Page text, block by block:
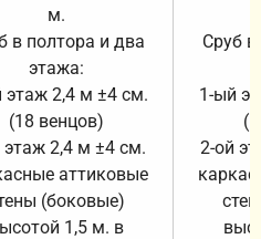
м.
в полтора и два
этажа:
этаж 2,4 м ±4 см.
(18 венцов)
этаж 2,4 м ±4 см.
аттиковые
(боковые)
1,5 м. в
Сруб
1-ый
2-ой